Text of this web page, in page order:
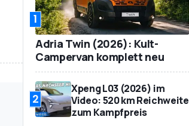
1
Adria Twin (2026): Kult-
Campervan komplett neu
2
Xpeng L03 (2026) im
Video: 520 km Reichweite
zum Kampfpreis